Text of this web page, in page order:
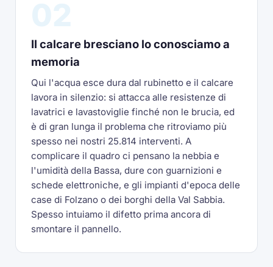
Il calcare bresciano lo conosciamo a
memoria
Qui l'acqua esce dura dal rubinetto e il calcare
lavora in silenzio: si attacca alle resistenze di
lavatrici e lavastoviglie finché non le brucia, ed
è di gran lunga il problema che ritroviamo più
spesso nei nostri 25.814 interventi. A
complicare il quadro ci pensano la nebbia e
l'umidità della Bassa, dure con guarnizioni e
schede elettroniche, e gli impianti d'epoca delle
case di Folzano o dei borghi della Val Sabbia.
Spesso intuiamo il difetto prima ancora di
smontare il pannello.